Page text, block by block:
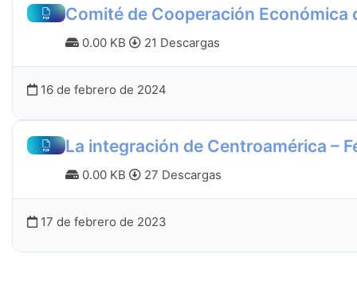
Comité de Cooperación Económica
0.00 KB 21 Descargas
16 de febrero de 2024
La integración de Centroamérica –
0.00 KB 27 Descargas
17 de febrero de 2023